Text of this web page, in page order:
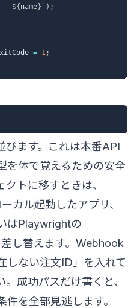
- ${ name} ` ) ;
= 1;
びます。これは本番API
を体で覚えるための安全
トに移すときは、
カル起動したアプリ、
はPlaywrightの
し替えます。Webhook
しない注文ID」を入れて
成功パスだけ書くと、
を全部見逃します。